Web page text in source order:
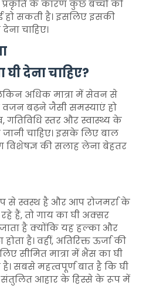
प्रकृति के कारण कुछ बच्चों को
हो सकती है। इसलिए इसकी
चाहिए।
देना चाहिए?
अधिक मात्रा में सेवन से
वजन बढ़ने जैसी समस्याएं हो
गतिविधि स्तर और स्वास्थ्य के
जानी चाहिए। इसके लिए बाल
विशेषज्ञ की सलाह लेना बेहतर
से स्वस्थ है और आप रोजमर्रा के
हैं, तो गाय का घी अक्सर
है क्योंकि यह हल्का और
है। वहीं, अतिरिक्त ऊर्जा की
सीमित मात्रा में भैंस का घी
सबसे महत्वपूर्ण बात है कि घी
संतुलित आहार के हिस्से के रूप में